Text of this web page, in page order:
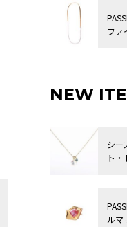
フ
NEW
シー
ト
ルマ